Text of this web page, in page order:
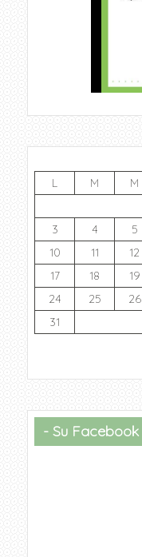
L
M M
3
4 5
10
11 12
17
18 19
24
25 26
31
Su Facebook